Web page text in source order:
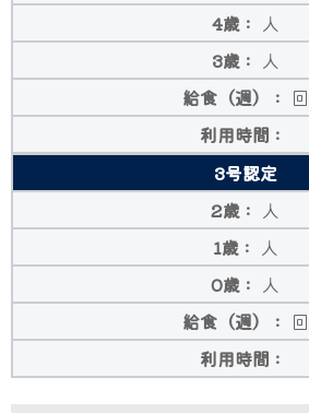
人
人
回
3号認定
人
人
人
回